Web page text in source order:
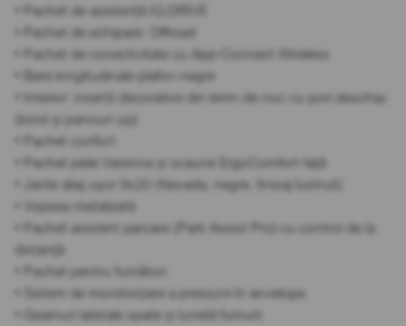
• Pachet de asistență IQ.DRIVE
• Pachet de echipare: Offroad
• Pachet de conectivitate cu App-Connect Wireless
• Bare longitudinale plafon negre
• Interior: inserții decorative din lemn de nuc cu pori deschiși
(bord și panouri uși)
• Pachet confort
• Pachet piele Varenna și scaune ErgoComfort față
• Jante aliaj ușor 9x20 (Nevada, negre, finisaj lustruit)
• Vopsea metalizată
• Pachet asistent parcare (Park Assist Pro) cu control de la
distanță
• Pachet pentru fumători
• Sistem de monitorizare a presiunii în anvelope
• Geamuri laterale spate și lunetă fumurii